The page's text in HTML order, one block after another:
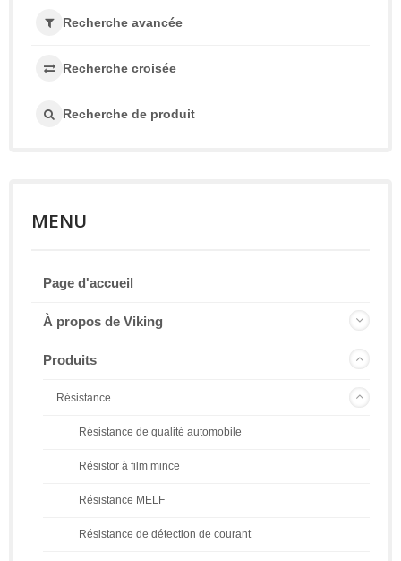
Recherche avancée
Recherche croisée
Recherche de produit
MENU
Page d'accueil
À propos de Viking
Produits
Résistance
Résistance de qualité automobile
Résistor à film mince
Résistance MELF
Résistance de détection de courant